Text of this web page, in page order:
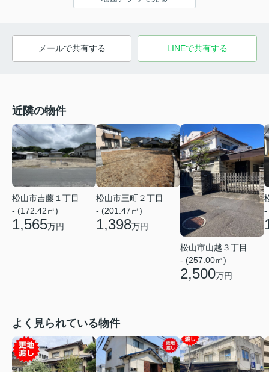
メールで共有する LINEで共有する
近隣の物件
松山市吉藤１丁目
- (172.42㎡)
1,565万円
松山市三町２丁目
- (201.47㎡)
1,398万円
松山市山越３丁目
- (257.00㎡)
2,500万円
-
よく見られている物件